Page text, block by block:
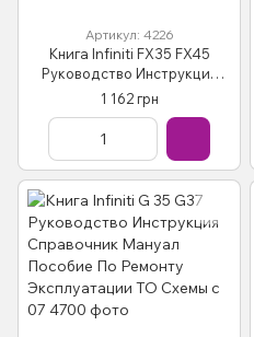
Артикул: 4226
Книга Infiniti FX35 FX45
Руководство Инструкция
Справочник Мануал
Пособие По Ремонту
Эксплуатации Схемы с 2002
1 162 грн